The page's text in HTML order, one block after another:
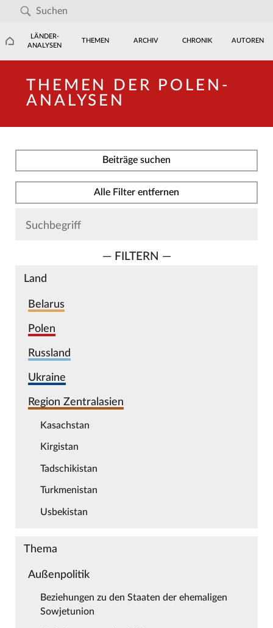
LÄNDER-
ANALYSEN
THEMEN ARCHIV CHRONIK AUTOREN
THEMEN DER POLEN-
ANALYSEN
Beiträge suchen
Alle Filter entfernen
— FILTERN —
Land
Belarus
Polen
Russland
Ukraine
Region Zentralasien
Kasachstan
Kirgistan
Tadschikistan
Turkmenistan
Usbekistan
Thema
Außenpolitik
Beziehungen zu den Staaten der ehemaligen
Sowjetunion